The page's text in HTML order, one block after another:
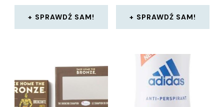
SPRAWDŹ SAM! SPRAWDŹ SAM!